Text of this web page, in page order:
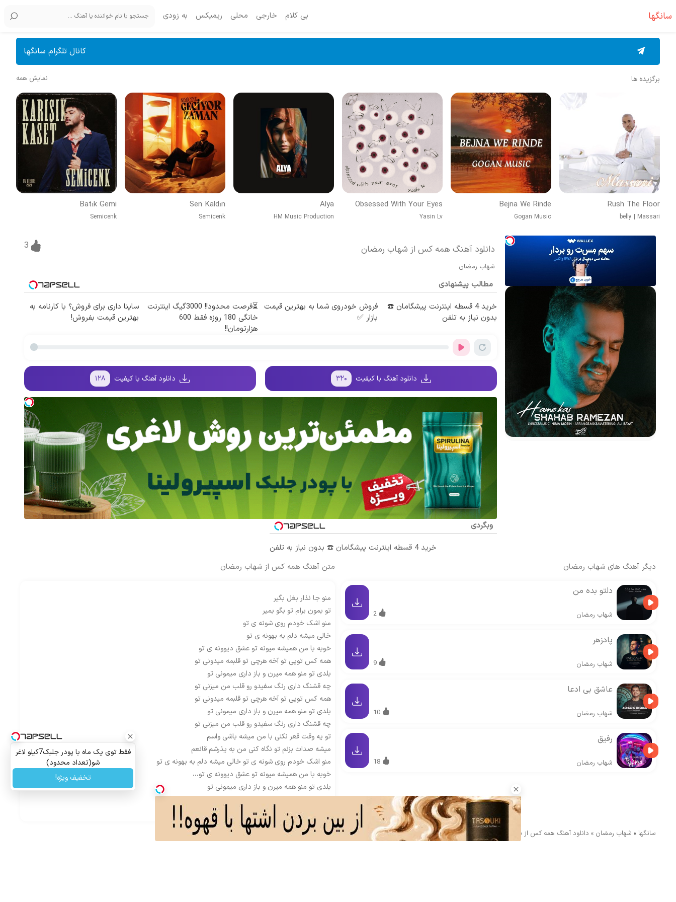
سانگها بی کلام خارجی محلی ریمیکس به زودی
کانال تلگرام سانگها
برگزیده ها نمایش همه
Rush The Floor
belly | Massari
Bejna We Rinde
Gogan Music
Obsessed With Your Eyes
Yasin Lv
Alya
HM Music Production
Sen Kaldın
Semicenk
Batık Gemi
Semicenk
دانلود آهنگ همه کس از شهاب رمضان
شهاب رمضان
3
مطالب پیشنهادی
خرید 4 قسطه اینترنت پیشگامان ☎️
بدون نیاز به تلفن
فروش خودروی شما به بهترین قیمت
بازار ✅
⏳فرصت محدود!! 3000گیگ اینترنت
خانگی 180 روزه فقط 600
هزارتومان!!
ساینا داری برای فروش؟ با کارنامه به
بهترین قیمت بفروش!
دانلود آهنگ با کیفیت ۳۲۰ دانلود آهنگ با کیفیت ۱۲۸
وبگردی
خرید 4 قسطه اینترنت پیشگامان ☎️ بدون نیاز به تلفن
متن آهنگ همه کس از شهاب رمضان
منو جا نذار بغل بگیر
تو بمون برام تو بگو بمیر
منو اشک خودم روی شونه ی تو
خالی میشه دلم به بهونه ی تو
خوبه با من همیشه میونه تو عشق دیوونه ی تو
همه کس تویی تو آخه هرچی تو قلبمه میدونی تو
بلدی تو منو همه میرن و باز داری میمونی تو
چه قشنگ داری رنگ سفیدو رو قلب من میزنی تو
همه کس تویی تو آخه هرچی تو قلبمه میدونی تو
بلدی تو منو همه میرن و باز داری میمونی تو
چه قشنگ داری رنگ سفیدو رو قلب من میزنی تو
تو یه وقت قعر نکنی با من میشه باشی واسم
میشه صدات بزنم تو نگاه کنی من به یذرشم قانعم
منو اشک خودم روی شونه ی تو خالی میشه دلم به بهونه ی تو
خوبه با من همیشه میونه تو عشق دیوونه ی تو،،،
بلدی تو منو همه میرن و باز داری میمونی تو
همه کس تویی تو آخه هرچی تو قلبمه میدونی تو
بلدی تو منو همه میرن و باز داری میمونی تو
چه قشنگ داری رنگ سفیدو رو قلب من میزنی تو
دیگر آهنگ های شهاب رمضان
دلتو بده من
شهاب رمضان 2
پادزهر
شهاب رمضان 9
عاشق بی ادعا
شهاب رمضان 10
رفیق
شهاب رمضان 18
سانگها » شهاب رمضان » دانلود آهنگ همه کس از شهاب رمضان
فقط توی یک ماه با پودر جلبک7کیلو لاغر
شو(تعداد محدود)
تخفیف ویژه!